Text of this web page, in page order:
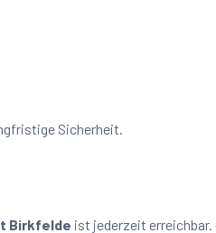
Sicherheit.
Birkfelde ist jederzeit erreichbar.